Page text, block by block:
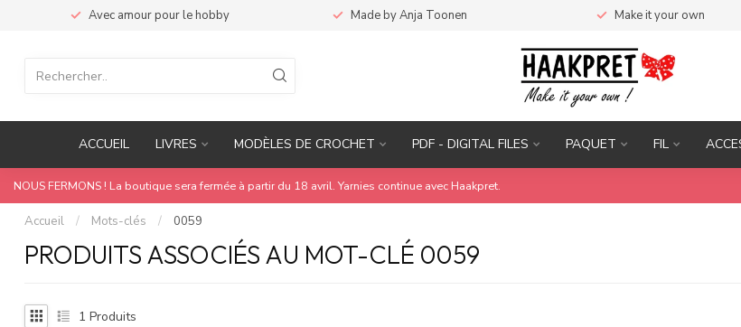
Avec amour pour le hobby Made by Anja Toonen Make it your own
ACCUEIL LIVRES MODÈLES DE CROCHET PDF - DIGITAL FILES PAQUET FIL
NOUS FERMONS ! La boutique sera fermée à partir du 18 avril. Yarnies continue avec Haakpret.
Accueil / Mots-clés / 0059
PRODUITS ASSOCIÉS AU MOT-CLÉ 0059
1 Produits